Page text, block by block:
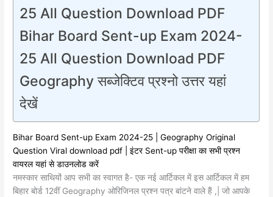
25 All Question Download PDF
Bihar Board Sent-up Exam 2024-
25 All Question Download PDF
Geography सब्जेक्टिव प्रश्नो उत्तर यहां
देखें
Bihar Board Sent-up Exam 2024-25 | Geography Original
Question Viral download pdf | इंटर Sent-up परीक्षा का सभी प्रश्न
वायरल यहां से डाउनलोड करें
नमस्कार साथियों आप सभी का स्वागत है- एक नई आर्टिकल में इस आर्टिकल में हम
बिहार बोर्ड 12वीं Geography ओरिजिनल प्रश्न पत्र बांटने वाले हैं ,| जो आपके